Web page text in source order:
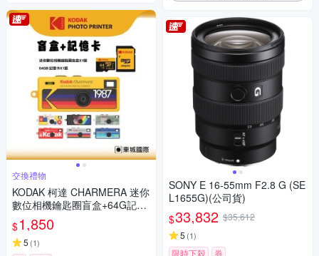
交換禮物
KODAK 柯達 CHARMERA 迷你
數位相機鑰匙圈盲盒+64G記憶
卡組
$1,850
5 (1)
SONY E 16-55mm F2.8 G (SE
L1655G)(公司貨)
$33,832 $35,612
5 (1)
限時下殺 券